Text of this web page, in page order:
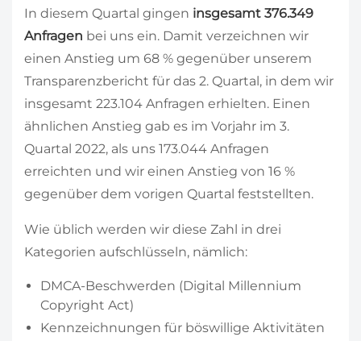
In diesem Quartal gingen insgesamt 376.349
Anfragen bei uns ein. Damit verzeichnen wir
einen Anstieg um 68 % gegenüber unserem
Transparenzbericht für das 2. Quartal, in dem wir
insgesamt 223.104 Anfragen erhielten. Einen
ähnlichen Anstieg gab es im Vorjahr im 3.
Quartal 2022, als uns 173.044 Anfragen
erreichten und wir einen Anstieg von 16 %
gegenüber dem vorigen Quartal feststellten.
Wie üblich werden wir diese Zahl in drei
Kategorien aufschlüsseln, nämlich:
DMCA-Beschwerden (Digital Millennium
Copyright Act)
Kennzeichnungen für böswillige Aktivitäten